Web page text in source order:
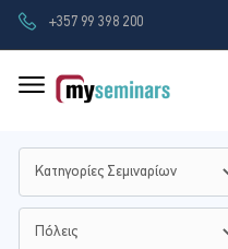
+357 99 398 200